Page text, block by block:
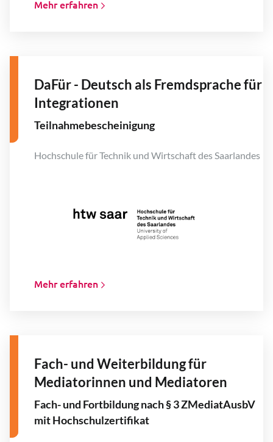
Mehr erfahren
DaFür - Deutsch als Fremdsprache für
Integrationen
Teilnahmebescheinigung
Hochschule für Technik und Wirtschaft des Saarlandes
Mehr erfahren
Fach- und Weiterbildung für
Mediatorinnen und Mediatoren
Fach- und Fortbildung nach § 3 ZMediatAusbV
mit Hochschulzertifikat